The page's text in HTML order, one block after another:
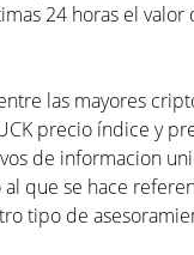
24 horas el
las mayores
precio índice y
de informacion
que se hace
tipo de